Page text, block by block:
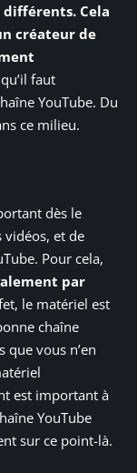
Cela
créateur de
faut
YouTube. Du
ce milieu.
dès le
vidéos, et de
Pour cela,
par
le matériel est
chaîne
que vous n’en
est important à
YouTube
sur ce point-là.